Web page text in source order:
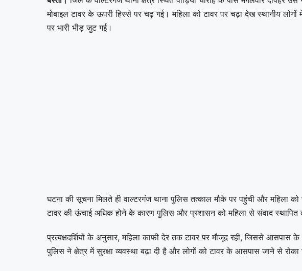
मोबाइल टावर के ऊपरी हिस्से पर चढ़ गई। महिला को टावर पर चढ़ा देख स्थानीय
पर भारी भीड़ जुट गई।
घटना की सूचना मिलते ही वाल्टरगंज थाना पुलिस तत्काल मौके पर पहुंची और महिला
टावर की ऊंचाई अधिक होने के कारण पुलिस और प्रशासन को महिला से संवाद स्थापित
प्रत्यक्षदर्शियों के अनुसार, महिला काफी देर तक टावर पर मौजूद रही, जिससे आसपास
पुलिस ने क्षेत्र में सुरक्षा व्यवस्था बढ़ा दी है और लोगों को टावर के आसपास जाने से रोका